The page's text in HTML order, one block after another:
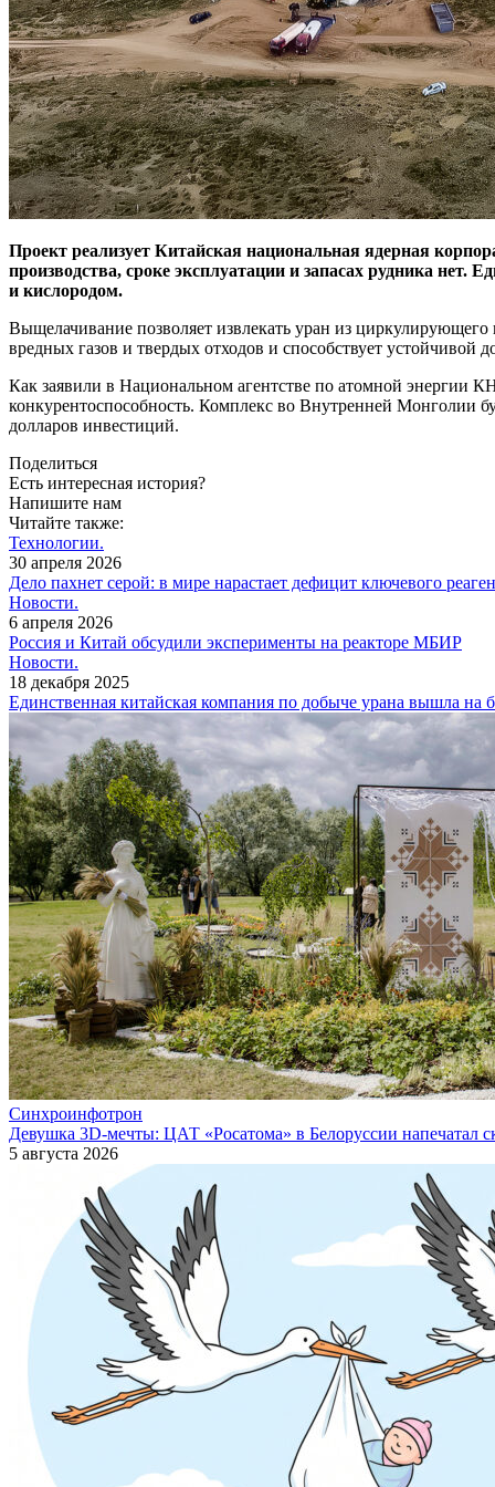
Проект реализует Китайская национальная ядерная
производства, сроке эксплуатации и запасах рудника нет.
и кислородом.
Выщелачивание позволяет извлекать уран из
вредных газов и твердых отходов и способствует устойчивой
Как заявили в Национальном агентстве по атомной энергии
конкурентоспособность. Комплекс во Внутренней Монголии
долларов инвестиций.
Поделиться
Есть интересная история?
Напишите нам
Читайте также:
Технологии.
30 апреля 2026
Дело пахнет серой: в мире нарастает дефицит ключевого
Новости.
6 апреля 2026
Россия и Китай обсудили эксперименты на реакторе МБИР
Новости.
18 декабря 2025
Единственная китайская компания по добыче урана вышла на
Синхроинфотрон
Девушка 3D-мечты: ЦАТ «Росатома» в Белоруссии напечатал
5 августа 2026